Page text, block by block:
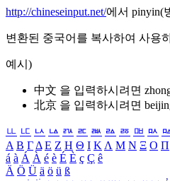
http://chineseinput.net/에서 pinyin(
변환된 중국어를 복사하여 사용
예시)
中文 을 입력하시려면
北京 을 입력하시려면
ㅥ ㅦ ㅧ ㅨ ㅩ ㅪ ㅫ ㅬ ㅭ ㅮ ㅯ
Α Β ΓΔ Ε Ζ Η Θ Ι ΚΛ Μ Ν Ξ Ο Π
á à Á À é è É È ç Ç ê
Ä Ö Ü ä ö ü ß